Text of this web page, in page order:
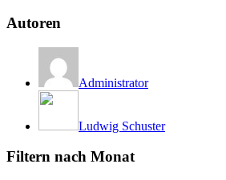
Autoren
Administrator
Ludwig Schuster
Filtern nach Monat